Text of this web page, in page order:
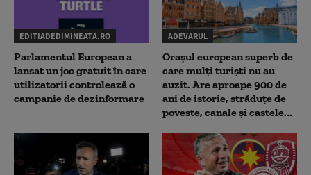
EDITIADEDIMINEATA.RO
Parlamentul European a
lansat un joc gratuit în care
utilizatorii controlează o
campanie de dezinformare
ADEVARUL
Orașul european superb de
care mulți turiști nu au
auzit. Are aproape 900 de
ani de istorie, străduțe de
poveste, canale și castele...